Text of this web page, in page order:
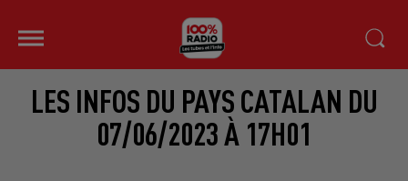
LES INFOS DU PAYS CATALAN DU
07/06/2023 À 17H01